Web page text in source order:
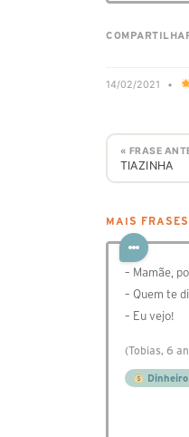
14/02/2021 •
« FRASE
TIAZINHA
MAIS FRASES
– Mamãe,
– Quem te
– Eu vejo!
(Tobias, 6